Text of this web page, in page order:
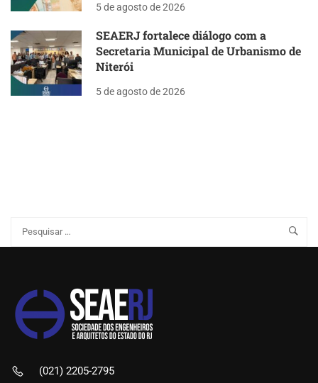
5 de agosto de 2026
SEAERJ fortalece diálogo com a
Secretaria Municipal de Urbanismo de
Niterói
5 de agosto de 2026
(021) 2205-2795